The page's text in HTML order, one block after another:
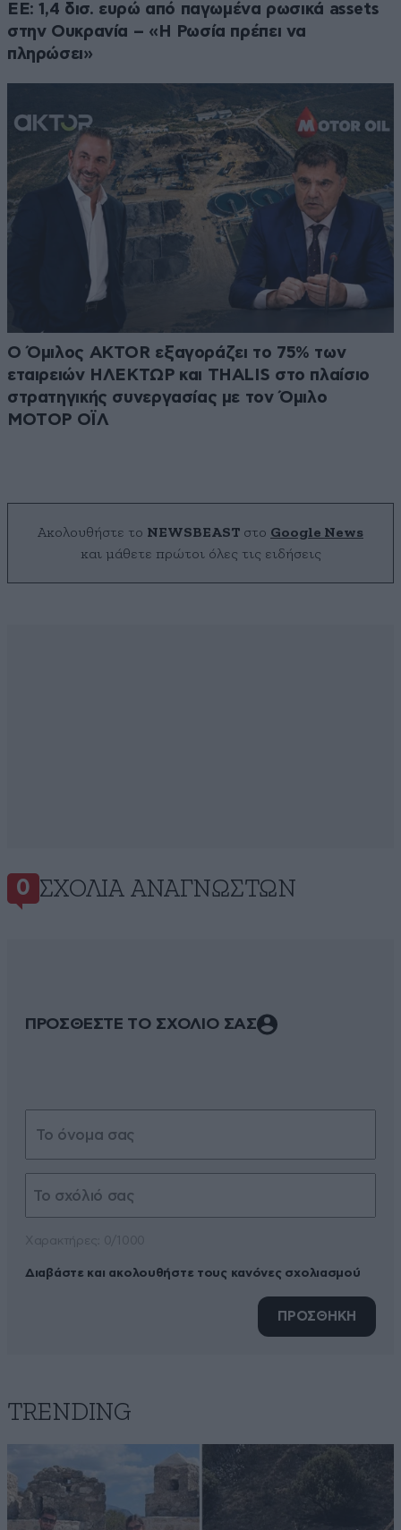
ΕΕ: 1,4 δισ. ευρώ από παγωμένα ρωσικά assets
στην Ουκρανία – «Η Ρωσία πρέπει να
πληρώσει»
Ο Όμιλος AKTOR εξαγοράζει το 75% των
εταιρειών ΗΛΕΚΤΩΡ και THALIS στο πλαίσιο
στρατηγικής συνεργασίας με τον Όμιλο
ΜΟΤΟΡ ΟΪΛ
Ακολουθήστε το NEWSBEAST στο Google News
και μάθετε πρώτοι όλες τις ειδήσεις
0 ΣΧΌΛΙΑ ΑΝΑΓΝΩΣΤΏΝ
ΠΡΟΣΘΕΣΤΕ ΤΟ ΣΧΟΛΙΟ ΣΑΣ
Διαβάστε και ακολουθήστε τους κανόνες σχολιασμού
ΠΡΟΣΘΗΚΗ
TRENDING